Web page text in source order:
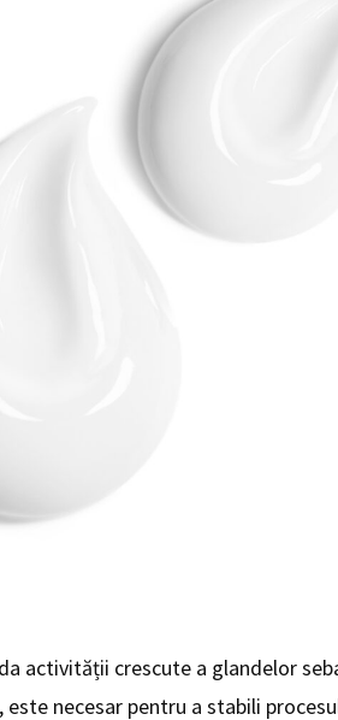
activității crescute a glandelor
este necesar pentru a stabili